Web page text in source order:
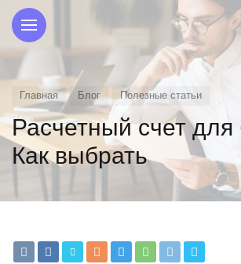
Главная Блог Полезные статьи
Расчетный счет для
Как выбрать